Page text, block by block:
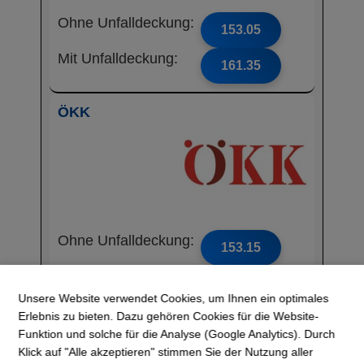
Ohne Unfalldeckung: 153.05
Mit Unfalldeckung: 161.35
ÖKK
Ohne Unfalldeckung: 153.15
Sanitas
Unsere Website verwendet Cookies, um Ihnen ein optimales
Erlebnis zu bieten. Dazu gehören Cookies für die Website-
Funktion und solche für die Analyse (Google Analytics). Durch
Klick auf "Alle akzeptieren" stimmen Sie der Nutzung aller